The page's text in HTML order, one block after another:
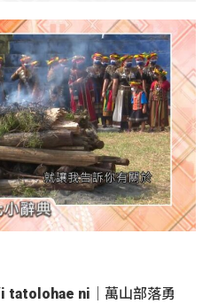
tatolohae ni｜萬山部落勇